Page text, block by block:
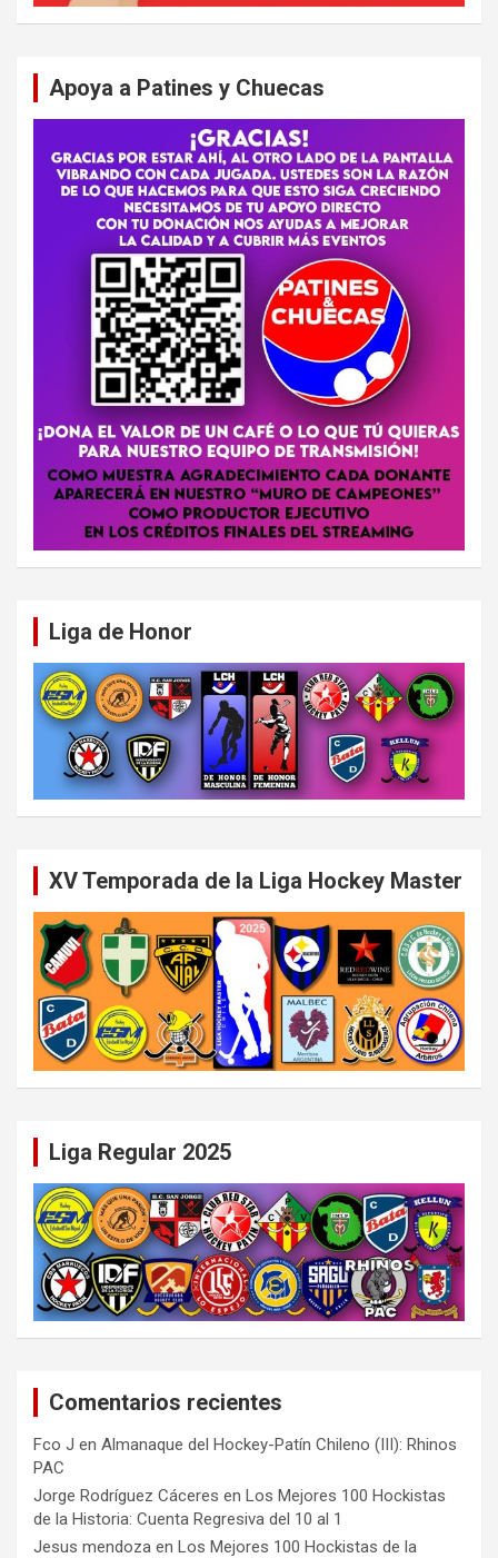
Apoya a Patines y Chuecas
Liga de Honor
XV Temporada de la Liga Hockey Master
Liga Regular 2025
Comentarios recientes
Fco J en Almanaque del Hockey-Patín Chileno (III): Rhinos
PAC
Jorge Rodríguez Cáceres en Los Mejores 100 Hockistas
de la Historia: Cuenta Regresiva del 10 al 1
Jesus mendoza en Los Mejores 100 Hockistas de la